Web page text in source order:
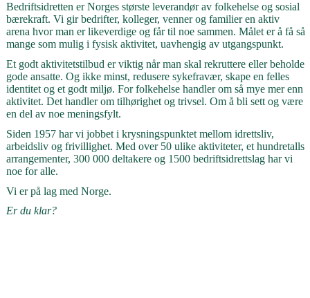
Bedriftsidretten er Norges største leverandør av folkehelse og sosial
bærekraft. Vi gir bedrifter, kolleger, venner og familier en aktiv
arena hvor man er likeverdige og får til noe sammen. Målet er å få så
mange som mulig i fysisk aktivitet, uavhengig av utgangspunkt.
Et godt aktivitetstilbud er viktig når man skal rekruttere eller beholde
gode ansatte. Og ikke minst, redusere sykefravær, skape en felles
identitet og et godt miljø. For folkehelse handler om så mye mer enn
aktivitet. Det handler om tilhørighet og trivsel. Om å bli sett og være
en del av noe meningsfylt.
Siden 1957 har vi jobbet i krysningspunktet mellom idrettsliv,
arbeidsliv og frivillighet. Med over 50 ulike aktiviteter, et hundretalls
arrangementer, 300 000 deltakere og 1500 bedriftsidrettslag har vi
noe for alle.
Vi er på lag med Norge.
Er du klar?